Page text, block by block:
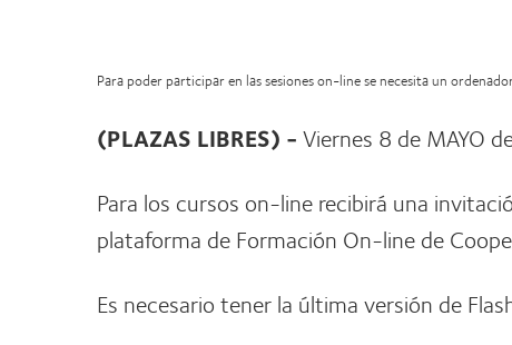
Para poder participar en las sesiones on-line se necesita un
(PLAZAS LIBRES) -Viernes 8 de MAYO
Para los cursos on-line recibirá una
plataforma de Formación On-line de
Es necesario tener la última versión de